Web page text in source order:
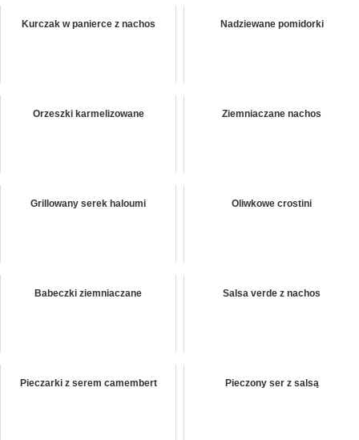
Kurczak w panierce z nachos Nadziewane pomidorki
Orzeszki karmelizowane Ziemniaczane nachos
Grillowany serek haloumi Oliwkowe crostini
Babeczki ziemniaczane Salsa verde z nachos
Pieczarki z serem camembert Pieczony ser z salsą